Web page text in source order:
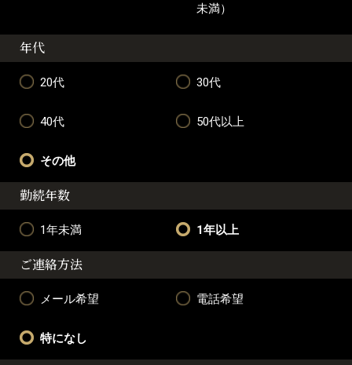
未満）
年代
20代 30代
40代 50代以上
その他
勤続年数
1年未満 1年以上
ご連絡方法
メール希望 電話希望
特になし